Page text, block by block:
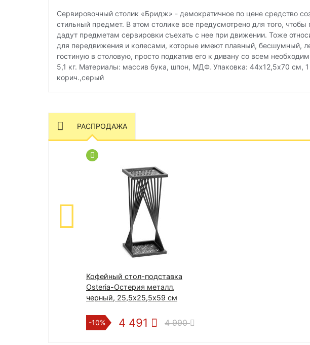
Сервировочный столик «Бридж» - демократичное по цене средство
стильный предмет. В этом столике все предусмотрено для того,
дадут предметам сервировки съехать с нее при движении. Тоже
для передвижения и колесами, которые имеют плавный, бесшумный,
гостиную в столовую, просто подкатив его к дивану со всем
5,1 кг. Материалы: массив бука, шпон, МДФ. Упаковка: 44х12,5х70 см,
корич.,серый
РАСПРОДАЖА
Кофейный стол-подставка
Osteria-Остерия металл,
черный, 25,5х25,5х59 см
-10% 4 491 4 990